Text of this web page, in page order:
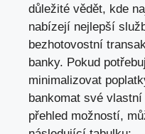
důležité vědět, kde
nabízejí nejlepší
bezhotovostní
banky. Pokud
minimalizovat
bankomat své
přehled možností,